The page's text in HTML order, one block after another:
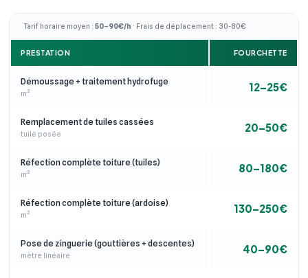
Tarif horaire moyen : 50–90€/h · Frais de déplacement : 30-80€
PRESTATION FOURCHETTE
Démoussage + traitement hydrofuge
m² 12–25€
Remplacement de tuiles cassées
tuile posée 20–50€
Réfection complète toiture (tuiles)
m² 80–180€
Réfection complète toiture (ardoise)
m² 130–250€
Pose de zinguerie (gouttières + descentes)
mètre linéaire 40–90€